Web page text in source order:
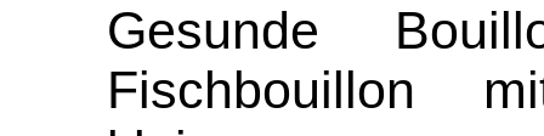
Gesunde
Fischbouillon